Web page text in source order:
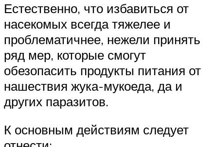
Естественно, что избавиться от
насекомых всегда тяжелее и
проблематичнее, нежели принять
ряд мер, которые смогут
обезопасить продукты питания от
нашествия жука-мукоеда, да и
других паразитов.
К основным действиям следует